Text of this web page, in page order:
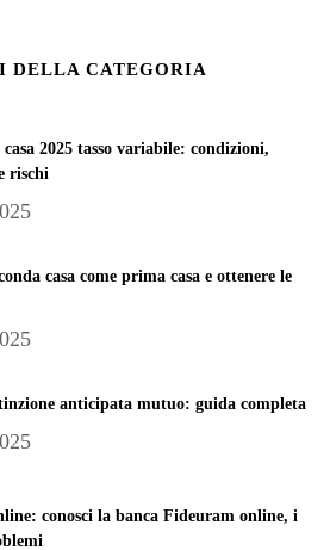
DELLA CATEGORIA
2025 tasso variabile: condizioni,
rischi
casa come prima casa e ottenere le
anticipata mutuo: guida completa
conosci la banca Fideuram online, i